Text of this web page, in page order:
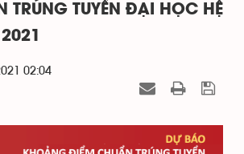
TRÚNG TUYỂN ĐẠI HỌC HỆ
02:04